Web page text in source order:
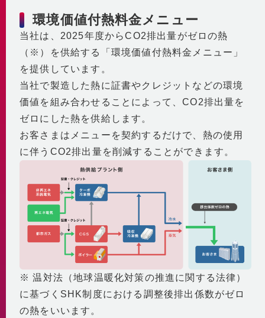
熱供給
省エネ・省コストの両立
自社の取組み
BCP
非常時を含めた安定供給
BCP基本計画
地域連携
地域への参画
教育機関との連携
地域貢献活動
人材育成と多様な働き方
取得認証
個別冷暖房との相違点
地域冷暖房の特性
街づくりへの貢献
経済性
環境性
みなとみらい21中央地区の地域冷暖房
供給エリア
供給設備
センタープラント
第2プラント
第3プラント
主要設備
地域導管
会社紹介動画
事業沿革
企業理念・行動指針
2030ビジョン
決算情報・熱販売状況
建築物省エネ法
省エネ法 定期報告書・中長期計画書
熱供給事業者別排出係数
横浜市環境保全協定
パートナーシップ構築宣言
1分でわかるみなとみらい21熱供給
環境価値付熱料金メニュー
当社は、2025年度からCO2排出量がゼロの熱
（※）を供給する「環境価値付熱料金メニュー」
を提供しています。
当社で製造した熱に証書やクレジットなどの環境
価値を組み合わせることによって、CO2排出量を
ゼロにした熱を供給します。
お客さまはメニューを契約するだけで、熱の使用
に伴うCO2排出量を削減することができます。
※ 温対法（地球温暖化対策の推進に関する法律）
に基づくSHK制度における調整後排出係数がゼロ
の熱をいいます。